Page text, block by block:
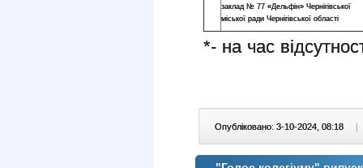
заклад № 77 «Дельфін» Чернігівської
міської ради Чернігівської області
*- на час
Опубліковано: 3-10-2024, 08:18 |